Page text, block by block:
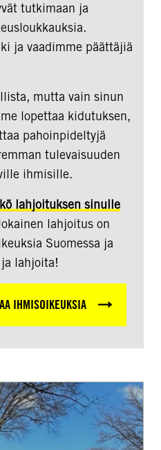
tutkimaan ja
ja vaadimme päättäjiä
mutta vain sinun
lopettaa kidutuksen,
pahoinpideltyjä
tulevaisuuden
ihmisille.
lahjoituksen sinulle
lahjoitus on
Suomessa ja
lahjoita!
IHMISOIKEUKSIA